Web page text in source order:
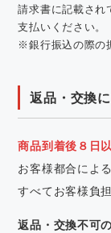
請求書に記載され
支払いください。
※銀行振込の際の
返品・交換
商品到着後８日
お客様都合によ
すべてお客様負
返品・交換不可